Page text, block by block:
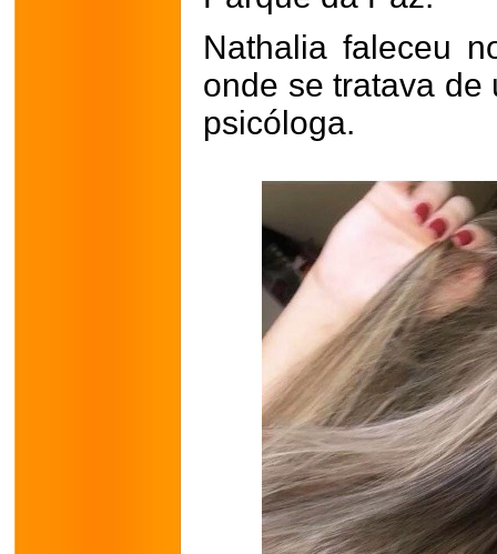
Nathalia faleceu
onde se tratava de
psicóloga.